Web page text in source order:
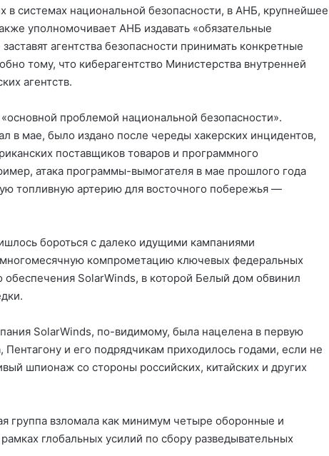
в системах национальной безопасности, в АНБ, крупнейшее
уполномочивает АНБ издавать «обязательные
агентства безопасности принимать конкретные
тому, что киберагентство Министерства внутренней
агентств.
проблемой национальной безопасности».
в мае, было издано после череды хакерских инцидентов,
поставщиков товаров и программного
атака программы-вымогателя в мае прошлого года
топливную артерию для восточного побережья —
бороться с далеко идущими кампаниями
компрометацию ключевых федеральных
SolarWinds, в которой Белый дом обвинил
SolarWinds, по-видимому, была нацелена в первую
Пентагону и его подрядчикам приходилось годами, если не
шпионаж со стороны российских, китайских и других
группа взломала как минимум четыре оборонные и
глобальных усилий по сбору разведывательных